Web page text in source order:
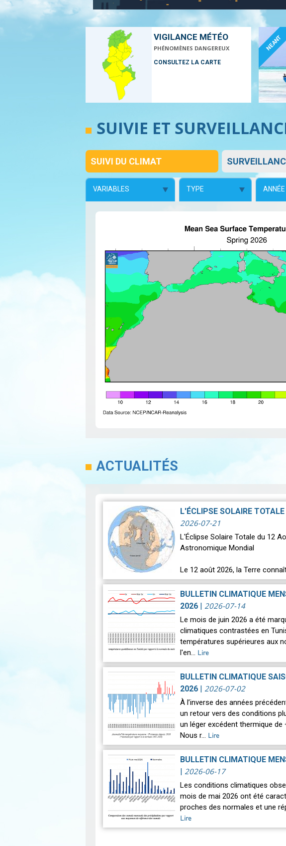
VIGILANCE MÉTÉO
PHÉNOMÈNES DANGEREUX
CONSULTEZ LA CARTE
NEANT
SUIVIE ET
SUIVI DU CLIMAT
ACTUALITÉS
L'ÉCLIPSE SOLAIRE
2026-07-21
L'Éclipse Solaire Totale du 12
Astronomique Mondial
Le 12 août 2026, la Terre
astronomiques les plus
BULLETIN CLIMATIQUE
2026 | 2026-07-14
Le mois de juin 2026 a été
climatiques contrastées en
températures supérieures aux
l'en… Lire
BULLETIN CLIMATIQUE
2026 | 2026-07-02
À l’inverse des années
un retour vers des conditions
un léger excédent thermique de
Nous r… Lire
BULLETIN CLIMATIQUE
| 2026-06-17
Les conditions climatiques
mois de mai 2026 ont été
proches des normales et une
Lire